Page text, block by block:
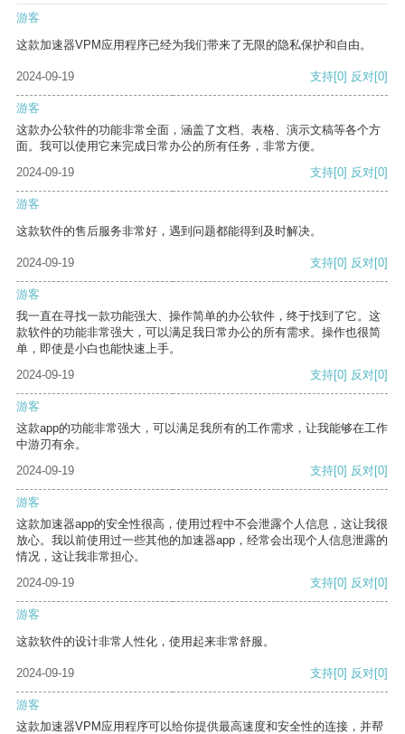
游客
这款加速器VPM应用程序已经为我们带来了无限的隐私保护和自由。
2024-09-19 支持[0] 反对[0]
游客
这款办公软件的功能非常全面，涵盖了文档、表格、演示文稿等各个方
面。我可以使用它来完成日常办公的所有任务，非常方便。
2024-09-19
支持[0] 反对[0]
游客
这款软件的售后服务非常好，遇到问题都能得到及时解决。
2024-09-19 支持[0] 反对[0]
游客
我一直在寻找一款功能强大、操作简单的办公软件，终于找到了它。这
款软件的功能非常强大，可以满足我日常办公的所有需求。操作也很简
单，即使是小白也能快速上手。
2024-09-19
支持[0] 反对[0]
游客
这款app的功能非常强大，可以满足我所有的工作需求，让我能够在工作
中游刃有余。
2024-09-19
支持[0] 反对[0]
游客
这款加速器app的安全性很高，使用过程中不会泄露个人信息，这让我很
放心。我以前使用过一些其他的加速器app，经常会出现个人信息泄露的
情况，这让我非常担心。
2024-09-19
支持[0] 反对[0]
游客
这款软件的设计非常人性化，使用起来非常舒服。
2024-09-19 支持[0] 反对[0]
游客
这款加速器VPM应用程序可以给你提供最高速度和安全性的连接，并帮